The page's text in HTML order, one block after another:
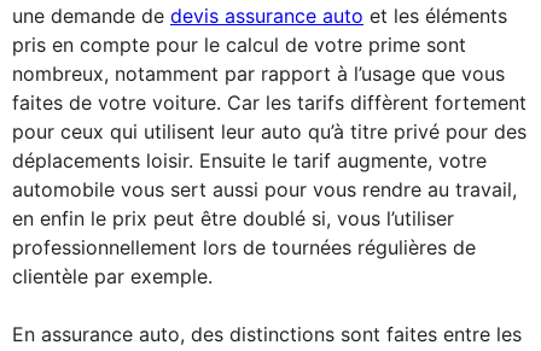
une demande de devis assurance auto et les éléments
pris en compte pour le calcul de votre prime sont
nombreux, notamment par rapport à l’usage que vous
faites de votre voiture. Car les tarifs diffèrent fortement
pour ceux qui utilisent leur auto qu’à titre privé pour des
déplacements loisir. Ensuite le tarif augmente, votre
automobile vous sert aussi pour vous rendre au travail,
en enfin le prix peut être doublé si, vous l’utiliser
professionnellement lors de tournées régulières de
clientèle par exemple.
En assurance auto, des distinctions sont faites entre les